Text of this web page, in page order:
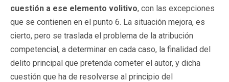
cuestión a ese elemento volitivo, con las excepciones
que se contienen en el punto 6. La situación mejora, es
cierto, pero se traslada el problema de la atribución
competencial, a determinar en cada caso, la finalidad del
delito principal que pretenda cometer el autor, y dicha
cuestión que ha de resolverse al principio del